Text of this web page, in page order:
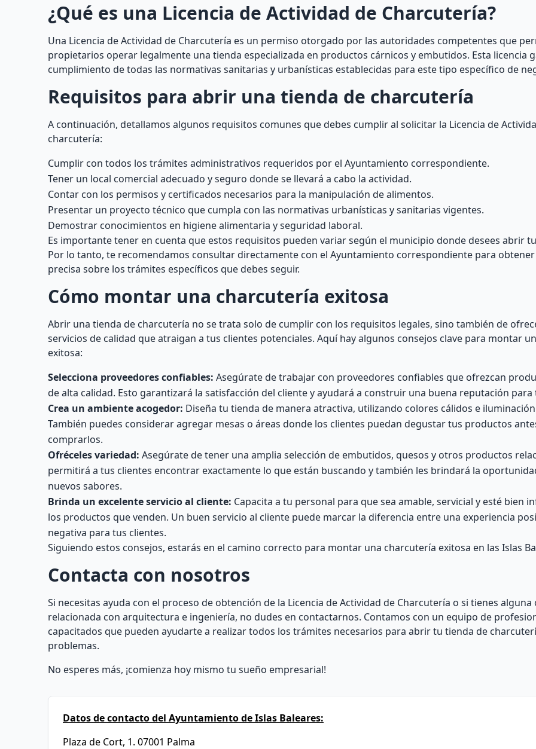
¿Qué es una Licencia de Actividad de Charcutería?
Una Licencia de Actividad de Charcutería es un permiso otorgado por las autoridades competentes que
propietarios operar legalmente una tienda especializada en productos cárnicos y embutidos. Esta licencia
cumplimiento de todas las normativas sanitarias y urbanísticas establecidas para este tipo específico de
Requisitos para abrir una tienda de charcutería
A continuación, detallamos algunos requisitos comunes que debes cumplir al solicitar la Licencia de
charcutería:
Cumplir con todos los trámites administrativos requeridos por el Ayuntamiento correspondiente.
Tener un local comercial adecuado y seguro donde se llevará a cabo la actividad.
Contar con los permisos y certificados necesarios para la manipulación de alimentos.
Presentar un proyecto técnico que cumpla con las normativas urbanísticas y sanitarias vigentes.
Demostrar conocimientos en higiene alimentaria y seguridad laboral.
Es importante tener en cuenta que estos requisitos pueden variar según el municipio donde desees abrir
Por lo tanto, te recomendamos consultar directamente con el Ayuntamiento correspondiente para
precisa sobre los trámites específicos que debes seguir.
Cómo montar una charcutería exitosa
Abrir una tienda de charcutería no se trata solo de cumplir con los requisitos legales, sino también de
servicios de calidad que atraigan a tus clientes potenciales. Aquí hay algunos consejos clave para montar
exitosa:
Selecciona proveedores confiables: Asegúrate de trabajar con proveedores confiables que ofrezcan
de alta calidad. Esto garantizará la satisfacción del cliente y ayudará a construir una buena reputación para
Crea un ambiente acogedor: Diseña tu tienda de manera atractiva, utilizando colores cálidos e
También puedes considerar agregar mesas o áreas donde los clientes puedan degustar tus productos
comprarlos.
Ofréceles variedad: Asegúrate de tener una amplia selección de embutidos, quesos y otros productos
permitirá a tus clientes encontrar exactamente lo que están buscando y también les brindará la
nuevos sabores.
Brinda un excelente servicio al cliente: Capacita a tu personal para que sea amable, servicial y esté bien
los productos que venden. Un buen servicio al cliente puede marcar la diferencia entre una experiencia
negativa para tus clientes.
Siguiendo estos consejos, estarás en el camino correcto para montar una charcutería exitosa en las Islas
Contacta con nosotros
Si necesitas ayuda con el proceso de obtención de la Licencia de Actividad de Charcutería o si tienes
relacionada con arquitectura e ingeniería, no dudes en contactarnos. Contamos con un equipo de
capacitados que pueden ayudarte a realizar todos los trámites necesarios para abrir tu tienda de
problemas.
No esperes más, ¡comienza hoy mismo tu sueño empresarial!
Datos de contacto del Ayuntamiento de Islas Baleares:
Plaza de Cort, 1. 07001 Palma